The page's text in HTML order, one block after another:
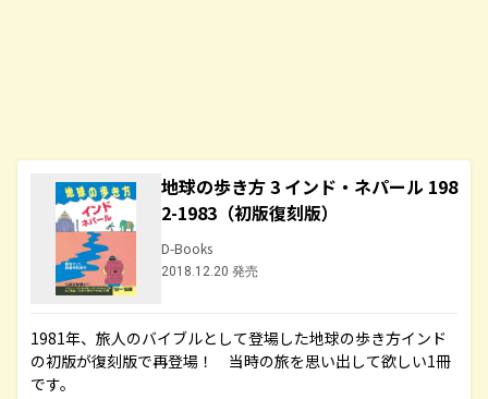
地球の歩き方 3 インド・ネパール 198
2-1983（初版復刻版）
D-Books
2018.12.20 発売
1981年、旅人のバイブルとして登場した地球の歩き方インド
の初版が復刻版で再登場！ 当時の旅を思い出して欲しい1冊
です。